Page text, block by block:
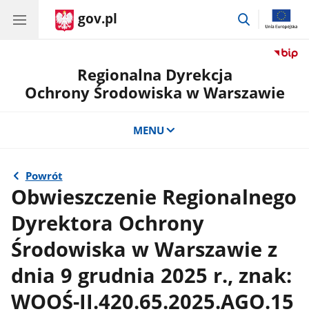
gov.pl
przejdź
Regionalna Dyrekcja
Ochrony Środowiska w Warszawie
MENU
Powrót
Obwieszczenie Regionalnego
Dyrektora Ochrony
Środowiska w Warszawie z
dnia 9 grudnia 2025 r., znak:
WOOŚ-II.420.65.2025.AGO.15